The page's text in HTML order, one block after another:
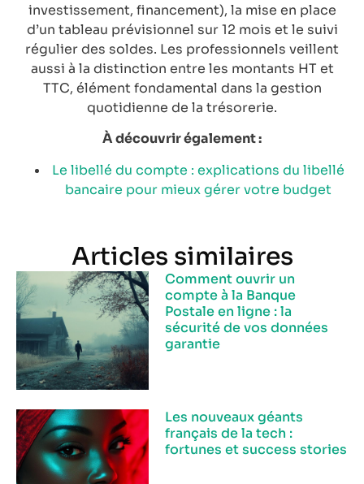
investissement, financement), la mise en place
d’un tableau prévisionnel sur 12 mois et le suivi
régulier des soldes. Les professionnels veillent
aussi à la distinction entre les montants HT et
TTC, élément fondamental dans la gestion
quotidienne de la trésorerie.
À découvrir également :
Le libellé du compte : explications du libellé
bancaire pour mieux gérer votre budget
Articles similaires
Comment ouvrir un
compte à la Banque
Postale en ligne : la
sécurité de vos données
garantie
Les nouveaux géants
français de la tech :
fortunes et success stories